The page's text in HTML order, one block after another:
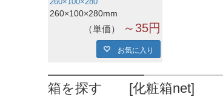
260×100×280
260×100×280mm
単価 ～35円
お気に入り
箱を探す [化粧箱net]